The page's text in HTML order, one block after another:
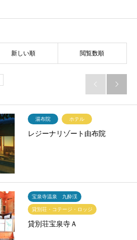
新しい順 閲覧数順
 
湯布院 ホテル
レジーナリゾート由布院
宝泉寺温泉 九酔渓
貸別荘・コテージ・ロッジ
貸別荘宝泉寺Ａ